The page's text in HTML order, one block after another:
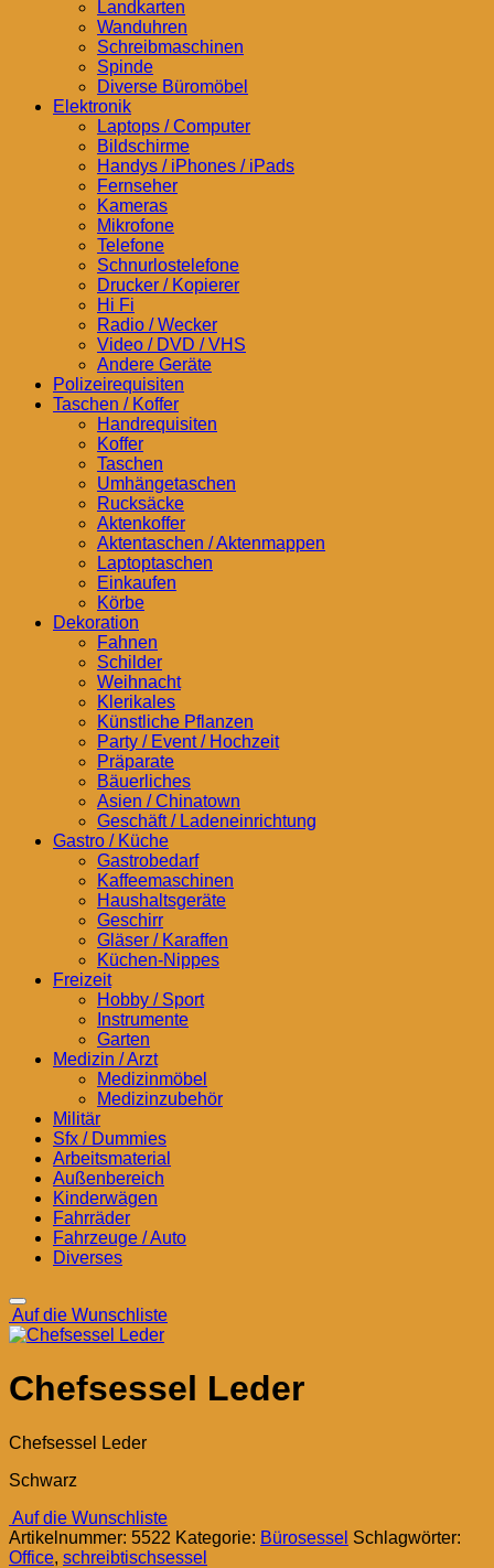
Landkarten
Wanduhren
Schreibmaschinen
Spinde
Diverse Büromöbel
Elektronik
Laptops / Computer
Bildschirme
Handys / iPhones / iPads
Fernseher
Kameras
Mikrofone
Telefone
Schnurlostelefone
Drucker / Kopierer
Hi Fi
Radio / Wecker
Video / DVD / VHS
Andere Geräte
Polizeirequisiten
Taschen / Koffer
Handrequisiten
Koffer
Taschen
Umhängetaschen
Rucksäcke
Aktenkoffer
Aktentaschen / Aktenmappen
Laptoptaschen
Einkaufen
Körbe
Dekoration
Fahnen
Schilder
Weihnacht
Klerikales
Künstliche Pflanzen
Party / Event / Hochzeit
Präparate
Bäuerliches
Asien / Chinatown
Geschäft / Ladeneinrichtung
Gastro / Küche
Gastrobedarf
Kaffeemaschinen
Haushaltsgeräte
Geschirr
Gläser / Karaffen
Küchen-Nippes
Freizeit
Hobby / Sport
Instrumente
Garten
Medizin / Arzt
Medizinmöbel
Medizinzubehör
Militär
Sfx / Dummies
Arbeitsmaterial
Außenbereich
Kinderwägen
Fahrräder
Fahrzeuge / Auto
Diverses
Auf die Wunschliste
Chefsessel Leder
Chefsessel Leder
Schwarz
Auf die Wunschliste
Artikelnummer: 5522 Kategorie: Bürosessel Schlagwörter:
Office, schreibtischsessel